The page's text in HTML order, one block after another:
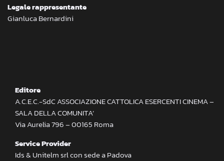
Legale rappresentante
Gianluca Bernardini
Editore
A.C.E.C.-SdC ASSOCIAZIONE CATTOLICA ESERCENTI CINEMA –
SALA DELLA COMUNITA’
Via Aurelia 796 – 00165 Roma
Service Provider
Ids & Unitelm srl con sede a Padova